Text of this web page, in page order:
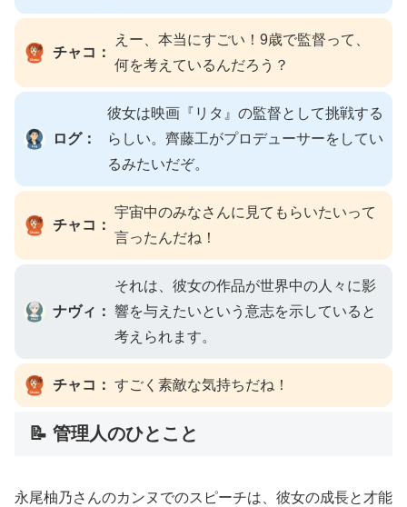
チャコ：
えー、本当にすごい！9歳で監督って、
何を考えているんだろう？
ログ：
彼女は映画『リタ』の監督として挑戦する
らしい。齊藤工がプロデューサーをしてい
るみたいだぞ。
チャコ：
宇宙中のみなさんに見てもらいたいって
言ったんだね！
ナヴィ：
それは、彼女の作品が世界中の人々に影
響を与えたいという意志を示していると
考えられます。
チャコ： すごく素敵な気持ちだね！
📝 管理人のひとこと
永尾柚乃さんのカンヌでのスピーチは、彼女の成長と才能